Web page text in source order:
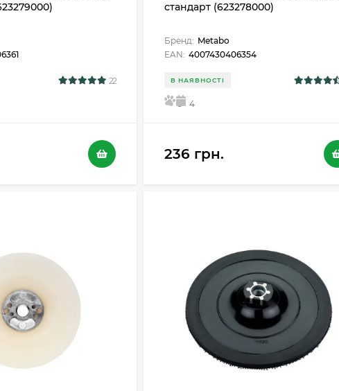
22
стандарт (623278000)
Бренд: Metabo
EAN: 4007430406354
В НАЯВНОСТІ
5 4
236 грн.